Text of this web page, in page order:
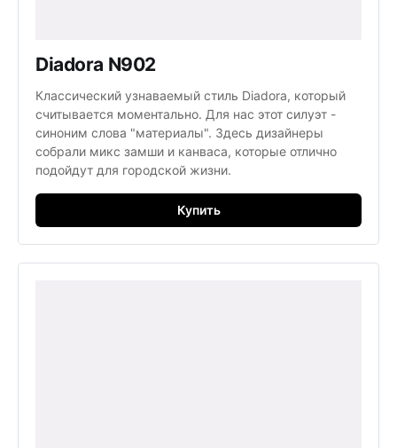
Diadora N902
Классический узнаваемый стиль Diadora, который
считывается моментально. Для нас этот силуэт -
синоним слова "материалы". Здесь дизайнеры
собрали микс замши и канваса, которые отлично
подойдут для городской жизни.
Купить